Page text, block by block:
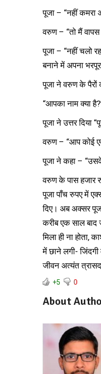
पूजा – “नहीं कमरा
वरुण – “तो मैं
पूजा – “नहीं चलो
बनाने में अपना
पूजा ने वरुण के पैरों
“आपका नाम क्या
पूजा ने उत्तर दिया
वरुण – “आप कोई
पूजा ने कहा –
वरुण के पास हजार
पूजा पाँच रुपए में
दिए। अब अक्सर
करीब एक साल
मिला ही ना होता,
में छाने लगी-
जीवन अत्यंत त्रासद
+5 0
About